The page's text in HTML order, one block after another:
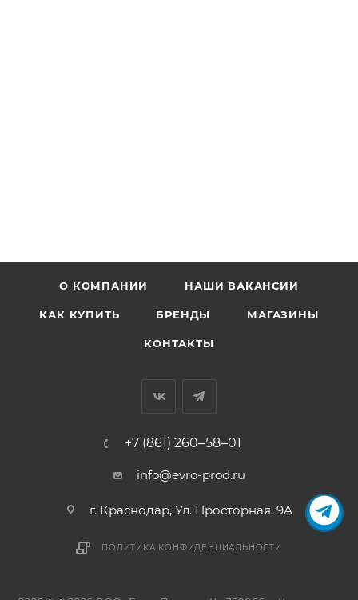
О КОМПАНИИ НАШИ ВАКАНСИИ
КАК КУПИТЬ БРЕНДЫ МАГАЗИНЫ
КОНТАКТЫ
+7 (861) 260‒58‒01
info@evro-prod.ru
г. Краснодар, ​Ул. Просторная, 9А
ПОЛИТИКА КОНФИДЕНЦИАЛЬНОСТИ